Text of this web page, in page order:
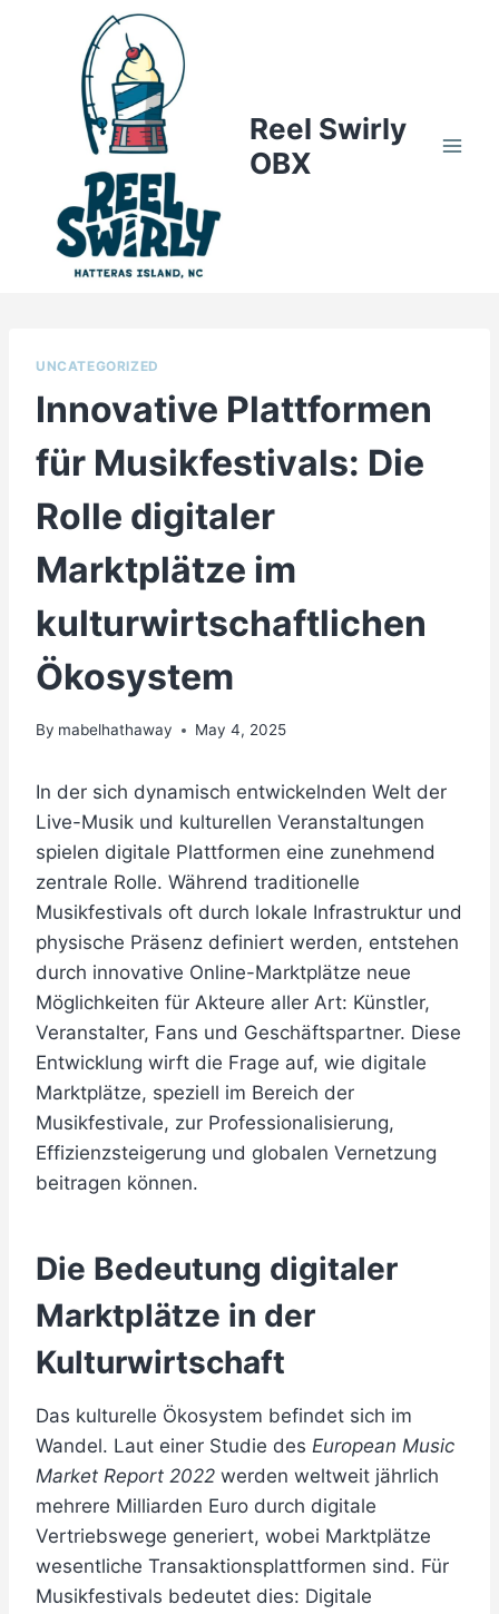
Reel Swirly
OBX
UNCATEGORIZED
Innovative Plattformen
für Musikfestivals: Die
Rolle digitaler
Marktplätze im
kulturwirtschaftlichen
Ökosystem
By mabelhathaway May 4, 2025
In der sich dynamisch entwickelnden Welt der
Live-Musik und kulturellen Veranstaltungen
spielen digitale Plattformen eine zunehmend
zentrale Rolle. Während traditionelle
Musikfestivals oft durch lokale Infrastruktur und
physische Präsenz definiert werden, entstehen
durch innovative Online-Marktplätze neue
Möglichkeiten für Akteure aller Art: Künstler,
Veranstalter, Fans und Geschäftspartner. Diese
Entwicklung wirft die Frage auf, wie digitale
Marktplätze, speziell im Bereich der
Musikfestivale, zur Professionalisierung,
Effizienzsteigerung und globalen Vernetzung
beitragen können.
Die Bedeutung digitaler
Marktplätze in der
Kulturwirtschaft
Das kulturelle Ökosystem befindet sich im
Wandel. Laut einer Studie des European Music
Market Report 2022 werden weltweit jährlich
mehrere Milliarden Euro durch digitale
Vertriebswege generiert, wobei Marktplätze
wesentliche Transaktionsplattformen sind. Für
Musikfestivals bedeutet dies: Digitale